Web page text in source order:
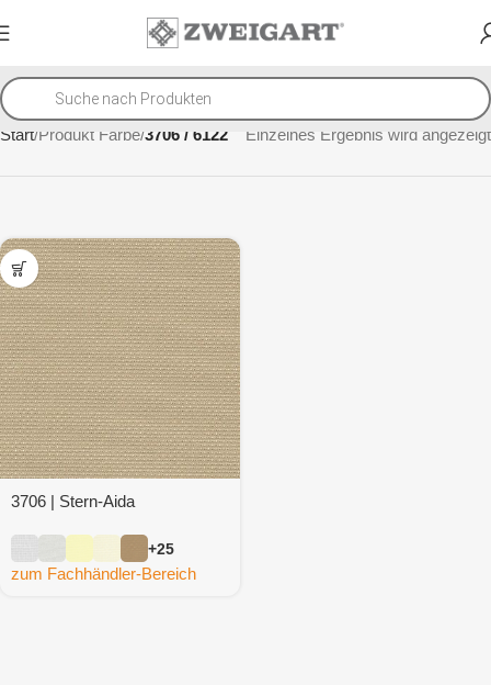
Start Produkt Farbe 3706 / 6122 Einzelnes Ergebnis wird angezeigt
3706 | Stern-Aida
+25
zum Fachhändler-Bereich